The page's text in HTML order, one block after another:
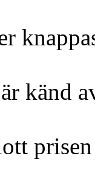
känd